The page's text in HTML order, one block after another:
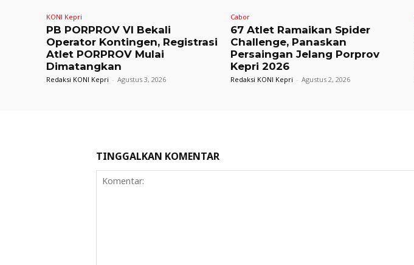
KONI Kepri
PB PORPROV VI Bekali
Operator Kontingen, Registrasi
Atlet PORPROV Mulai
Dimatangkan
Redaksi KONI Kepri - Agustus 3, 2026
Cabor
67 Atlet Ramaikan Spider
Challenge, Panaskan
Persaingan Jelang Porprov
Kepri 2026
Redaksi KONI Kepri - Agustus 2, 2026
TINGGALKAN KOMENTAR